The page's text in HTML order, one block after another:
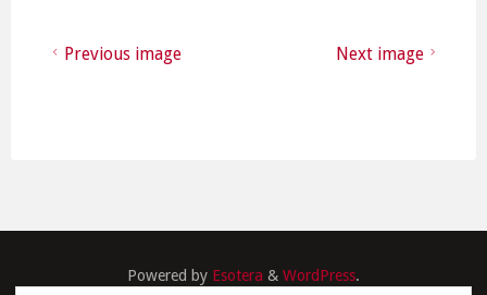
Previous image Next image
Powered by Esotera & WordPress.